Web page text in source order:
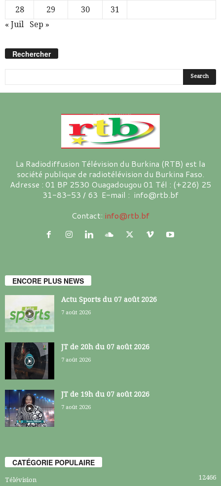
28
29 30
31
« Juil
Sep »
Rechercher
La Radiodiffusion Télévision du Burkina (RTB) est la
société publique de radiotélévision du Burkina Faso.
Adresse : 01 BP 2530 Ouagadougou 01 Tél : (+226) 25
31-83-53 / 63 E-mail : info@rtb.bf
Contact: info@rtb.bf
ENCORE PLUS NEWS
Actu Sports du 07 août 2026
7 août 2026
JT de 20h du 07 août 2026
7 août 2026
JT de 19h du 07 août 2026
7 août 2026
CATÉGORIE POPULAIRE
Télévision 12466